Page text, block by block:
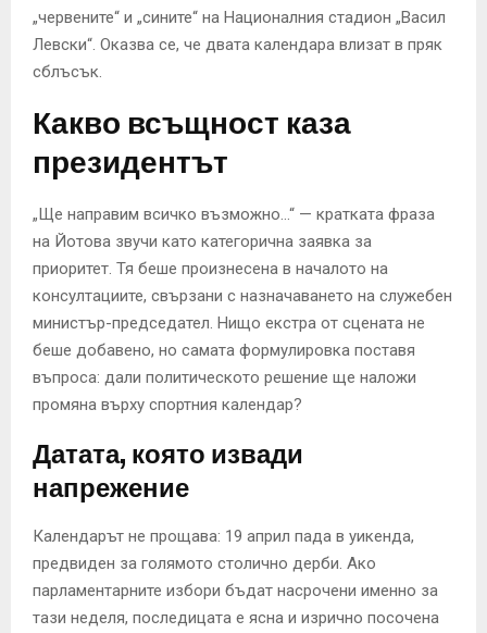
„червените“ и „сините“ на Националния стадион „Васил
Левски“. Оказва се, че двата календара влизат в пряк
сблъсък.
Какво всъщност каза
президентът
„Ще направим всичко възможно…“ — кратката фраза
на Йотова звучи като категорична заявка за
приоритет. Тя беше произнесена в началото на
консултациите, свързани с назначаването на служебен
министър-председател. Нищо екстра от сцената не
беше добавено, но самата формулировка поставя
въпроса: дали политическото решение ще наложи
промяна върху спортния календар?
Датата, която извади
напрежение
Календарът не прощава: 19 април пада в уикенда,
предвиден за голямото столично дерби. Ако
парламентарните избори бъдат насрочени именно за
тази неделя, последицата е ясна и изрично посочена